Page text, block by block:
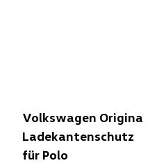
Volkswagen Original
Ladekantenschutz
für Polo